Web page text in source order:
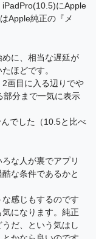
にApple
Apple純正の『メ
に、相当な遅延が
ほどです。
画目に入る辺りでや
部分まで一気に表示
でした（10.5と比べ
な人が裏でアプリ
な条件であるかと
感じもするのです
になります。純正
だ、という気はし